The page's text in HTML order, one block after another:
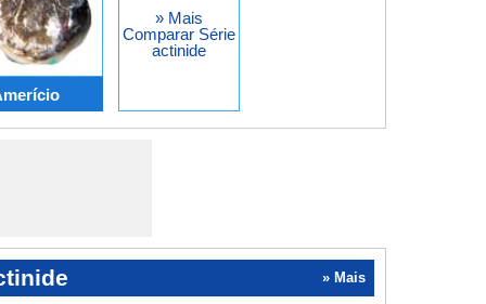
» Mais
Comparar Série
actinide
» Mais